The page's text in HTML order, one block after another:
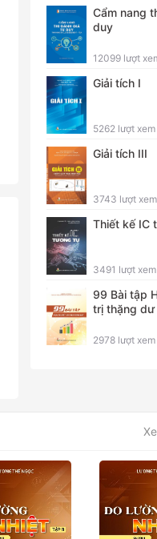
Cẩm nang
duy
12099 lượt
Giải tích I
5262 lượt xem
Giải tích III
3743 lượt xem
Thiết kế IC
3491 lượt xem
99 Bài tập
trị thặng dư
2978 lượt xem